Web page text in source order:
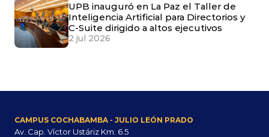
UPB inauguró en La Paz el Taller de
Inteligencia Artificial para Directorios y
C-Suite dirigido a altos ejecutivos
2 jul 2026
CAMPUS COCHABAMBA - JULIO LEÓN PRADO
Av. Cap. Víctor Ustáriz Km. 6.5